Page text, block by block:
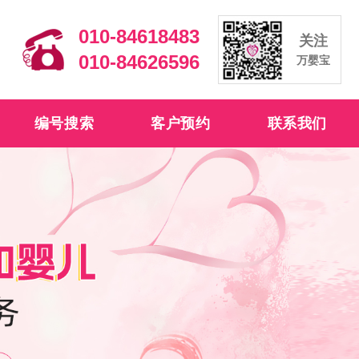
010-84618483
010-84626596
关注
万婴宝
编号搜索 客户预约 联系我们